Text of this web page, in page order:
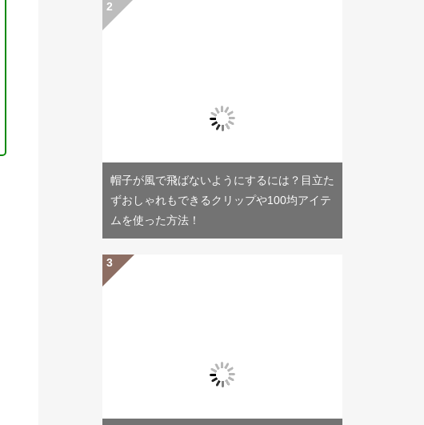
帽子が風で飛ばないようにするには？目立た
ずおしゃれもできるクリップや100均アイテ
ムを使った方法！